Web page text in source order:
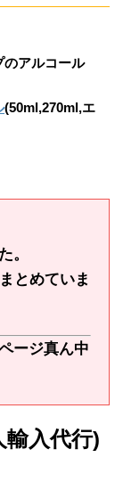
のアルコール
(50ml,270ml,エ
。
とめていま
ージ真ん中
入代行)